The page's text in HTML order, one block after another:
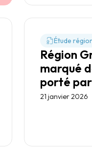
Étude
Région
marqué
porté
21 janvier 2026